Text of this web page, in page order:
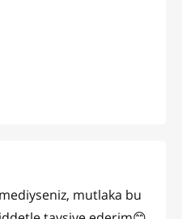
mutlaka bu